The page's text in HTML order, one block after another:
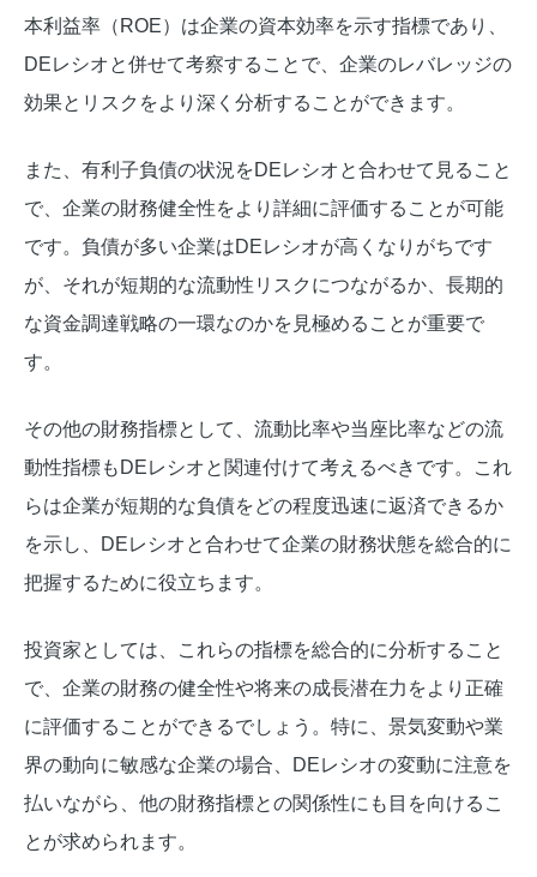
本利益率（ROE）は企業の資本効率を示す指標であり、
DEレシオと併せて考察することで、企業のレバレッジの
効果とリスクをより深く分析することができます。
また、有利子負債の状況をDEレシオと合わせて見ること
で、企業の財務健全性をより詳細に評価することが可能
です。負債が多い企業はDEレシオが高くなりがちです
が、それが短期的な流動性リスクにつながるか、長期的
な資金調達戦略の一環なのかを見極めることが重要で
す。
その他の財務指標として、流動比率や当座比率などの流
動性指標もDEレシオと関連付けて考えるべきです。これ
らは企業が短期的な負債をどの程度迅速に返済できるか
を示し、DEレシオと合わせて企業の財務状態を総合的に
把握するために役立ちます。
投資家としては、これらの指標を総合的に分析すること
で、企業の財務の健全性や将来の成長潜在力をより正確
に評価することができるでしょう。特に、景気変動や業
界の動向に敏感な企業の場合、DEレシオの変動に注意を
払いながら、他の財務指標との関係性にも目を向けるこ
とが求められます。